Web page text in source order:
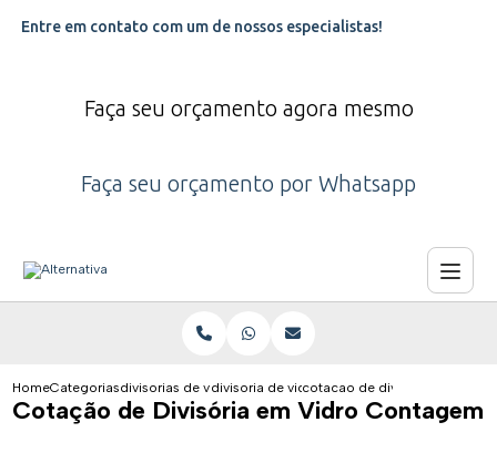
Entre em contato com um de nossos especialistas!
Faça seu orçamento agora mesmo
Faça seu orçamento por Whatsapp
HomeCategoriasdivisorias de vidrodivisoria de vidro para escritorio
cotacao de divisoria em vidro
Cotação de Divisória em Vidro Contagem